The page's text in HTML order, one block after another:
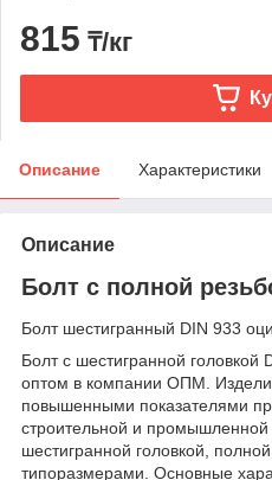
815 ₸/кг
Описание Характеристики
Описание
Болт с полной
Болт шестигранный DIN 933
Болт с шестигранной головкой
оптом в компании ОПМ.
повышенными показателями
строительной и
шестигранной головкой,
типоразмерами. Основные